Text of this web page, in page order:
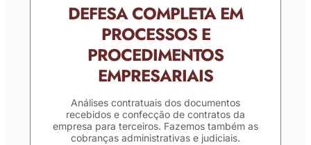
DEFESA COMPLETA EM
PROCESSOS E
PROCEDIMENTOS
EMPRESARIAIS
Análises contratuais dos documentos
recebidos e confecção de contratos da
empresa para terceiros. Fazemos também as
cobranças administrativas e judiciais.